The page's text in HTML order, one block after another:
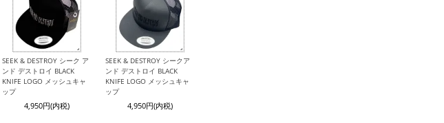
SEEK & DESTROY シーク ア
ンド デストロイ BLACK
KNIFE LOGO メッシュキャ
ップ
4,950円(内税)
SEEK & DESTROY シークア
ンド デストロイ BLACK
KNIFE LOGO メッシュキャ
ップ
4,950円(内税)